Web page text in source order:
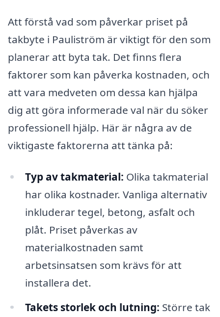
Att förstå vad som påverkar priset på
takbyte i Pauliström är viktigt för den som
planerar att byta tak. Det finns flera
faktorer som kan påverka kostnaden, och
att vara medveten om dessa kan hjälpa
dig att göra informerade val när du söker
professionell hjälp. Här är några av de
viktigaste faktorerna att tänka på:
Typ av takmaterial: Olika takmaterial
har olika kostnader. Vanliga alternativ
inkluderar tegel, betong, asfalt och
plåt. Priset påverkas av
materialkostnaden samt
arbetsinsatsen som krävs för att
installera det.
Takets storlek och lutning: Större tak